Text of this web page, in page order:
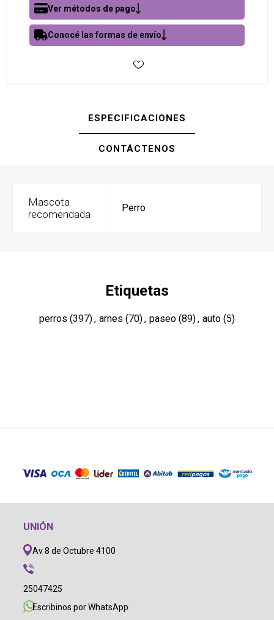
Ver métodos de pago
Conocé las formas de envío
ESPECIFICACIONES
CONTÁCTENOS
Mascota
recomendada
Perro
Etiquetas
perros (397), arnes (70), paseo (89), auto (5)
UNIÓN
Av 8 de Octubre 4100
25047425
Escribinos por WhatsApp